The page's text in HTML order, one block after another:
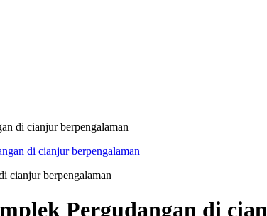
di cianjur berpengalaman
Pergudangan di